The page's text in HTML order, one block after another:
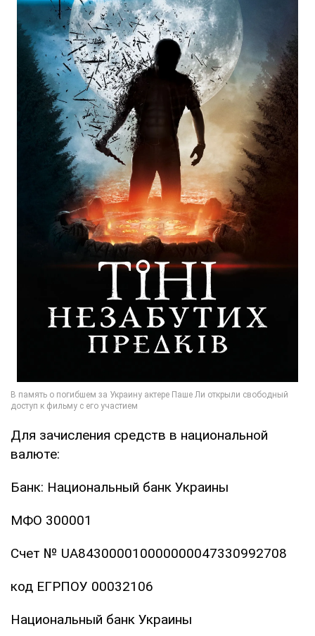
Для зачисления средств в национальной
валюте:
Банк: Национальный банк Украины
МФО 300001
Счет № UA843000010000000047330992708
код ЕГРПОУ 00032106
Национальный банк Украины